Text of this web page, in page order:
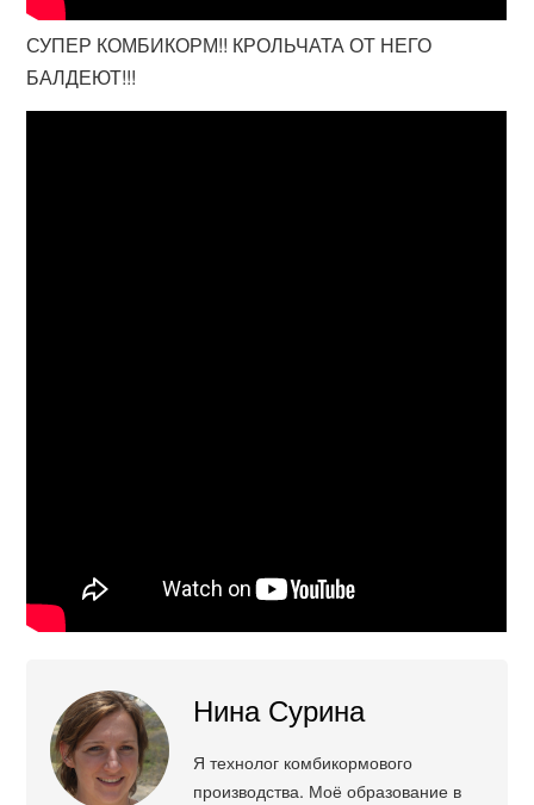
СУПЕР КОМБИКОРМ!! КРОЛЬЧАТА ОТ НЕГО
БАЛДЕЮТ!!!
Нина Сурина
Я технолог комбикормового
производства. Моё образование в